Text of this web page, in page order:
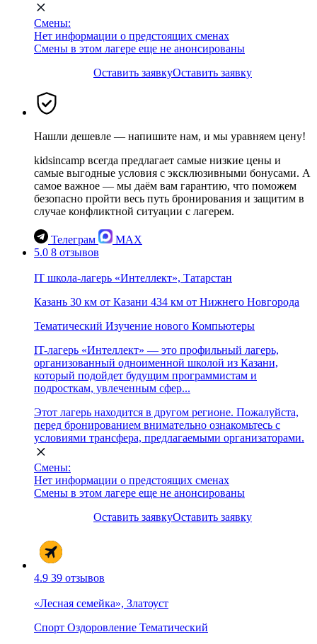
Смены:
Нет информации о предстоящих сменах
Смены в этом лагере еще не анонсированы
Оставить заявкуОставить заявку
Нашли дешевле — напишите нам, и мы уравняем цену!
kidsincamp всегда предлагает самые низкие цены и
самые выгодные условия с эксклюзивными бонусами. А
самое важное — мы даём вам гарантию, что поможем
безопасно пройти весь путь бронирования и защитим в
случае конфликтной ситуации с лагерем.
Телеграм
MAX
5.0 8 отзывов
IT школа-лагерь «Интеллект», Татарстан
Казань 30 км от Казани 434 км от Нижнего Новгорода
Тематический Изучение нового Компьютеры
IT-лагерь «Интеллект» — это профильный лагерь,
организованный одноименной школой из Казани,
который подойдет будущим программистам и
подросткам, увлеченным сфер...
Этот лагерь находится в другом регионе. Пожалуйста,
перед бронированием внимательно ознакомьтесь с
условиями трансфера, предлагаемыми организаторами.
Смены:
Нет информации о предстоящих сменах
Смены в этом лагере еще не анонсированы
Оставить заявкуОставить заявку
4.9 39 отзывов
«Лесная семейка», Златоуст
Спорт Оздоровление Тематический